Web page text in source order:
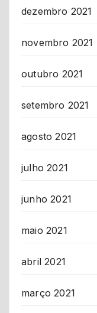
dezembro 2021
novembro 2021
outubro 2021
setembro 2021
agosto 2021
julho 2021
junho 2021
maio 2021
abril 2021
março 2021